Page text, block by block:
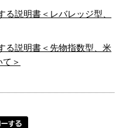
説明書＜レバレッジ型、
る説明書＜先物指数型、米
＞